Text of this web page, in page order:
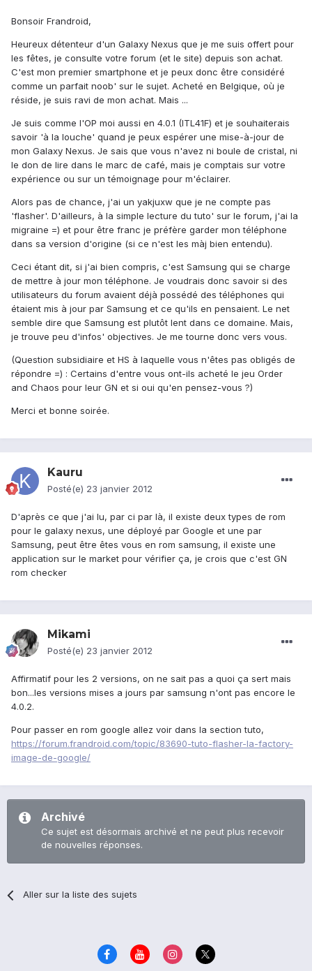
Bonsoir Frandroid,
Heureux détenteur d'un Galaxy Nexus que je me suis offert pour
les fêtes, je consulte votre forum (et le site) depuis son achat.
C'est mon premier smartphone et je peux donc être considéré
comme un parfait noob' sur le sujet. Acheté en Belgique, où je
réside, je suis ravi de mon achat. Mais ...
Je suis comme l'OP moi aussi en 4.0.1 (ITL41F) et je souhaiterais
savoir 'à la louche' quand je peux espérer une mise-à-jour de
mon Galaxy Nexus. Je sais que vous n'avez ni boule de cristal, ni
le don de lire dans le marc de café, mais je comptais sur votre
expérience ou sur un témoignage pour m'éclairer.
Alors pas de chance, j'ai un yakjuxw que je ne compte pas
'flasher'. D'ailleurs, à la simple lecture du tuto' sur le forum, j'ai la
migraine =) et pour être franc je préfère garder mon téléphone
dans sa version d'origine (si ce n'est les màj bien entendu).
Ceci étant dit, si j'ai bien compris, c'est Samsung qui se charge
de mettre à jour mon téléphone. Je voudrais donc savoir si des
utilisateurs du forum avaient déjà possédé des téléphones qui
étaient mis à jour par Samsung et ce qu'ils en pensaient. Le net
semble dire que Samsung est plutôt lent dans ce domaine. Mais,
je trouve peu d'infos' objectives. Je me tourne donc vers vous.
(Question subsidiaire et HS à laquelle vous n'êtes pas obligés de
répondre =) : Certains d'entre vous ont-ils acheté le jeu Order
and Chaos pour leur GN et si oui qu'en pensez-vous ?)
Merci et bonne soirée.
Kauru
Posté(e) 23 janvier 2012
D'après ce que j'ai lu, par ci par là, il existe deux types de rom
pour le galaxy nexus, une déployé par Google et une par
Samsung, peut être êtes vous en rom samsung, il existe une
application sur le market pour vérifier ça, je crois que c'est GN
rom checker
Mikami
Posté(e) 23 janvier 2012
Affirmatif pour les 2 versions, on ne sait pas a quoi ça sert mais
bon...les versions mises a jours par samsung n'ont pas encore le
4.0.2.
Pour passer en rom google allez voir dans la section tuto,
https://forum.frandroid.com/topic/83690-tuto-flasher-la-factory-
image-de-google/
Archivé
Ce sujet est désormais archivé et ne peut plus recevoir
de nouvelles réponses.
Aller sur la liste des sujets